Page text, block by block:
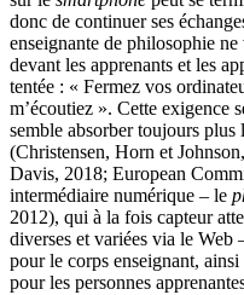
donc de continuer ses
enseignante de philosophie
devant les apprenants et les
tentée : « Fermez vos
m’écoutiez ». Cette exigence
semble absorber toujours
(Christensen, Horn et
Davis, 2018; European
intermédiaire numérique – le
2012), qui à la fois capteur
diverses et variées via le Web
pour le corps enseignant,
pour les personnes